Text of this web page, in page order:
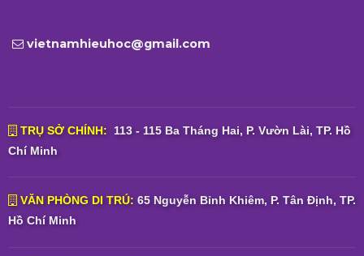
vietnamhieuhoc@gmail.com
TRỤ SỞ CHÍNH: 113 - 115 Ba Tháng Hai, P. Vườn Lài, TP. Hồ
Chí Minh
VĂN PHÒNG DI TRÚ: 65 Nguyễn Bỉnh Khiêm, P. Tân Định, TP.
Hồ Chí Minh